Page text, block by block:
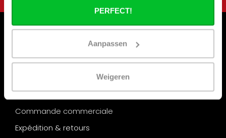
PERFECT!
Aanpassen
Weigeren
Vacances de la construction
Nos magasins
Commande commerciale
Expédition & retours